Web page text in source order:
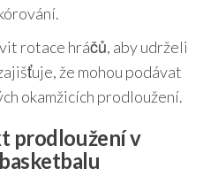
rotace hráčů, aby udrželi
že mohou podávat
okamžicích prodloužení.
prodloužení v